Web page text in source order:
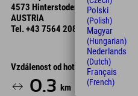
4573 Hinterstoder
AUSTRIA
Tel.+43 7564 208 01
Vzdálenost od hotelu
0.3 km 1 Min.
Polski
(Polish)
Magyar
(Hungarian)
Nederlands
(Dutch)
Français
(French)